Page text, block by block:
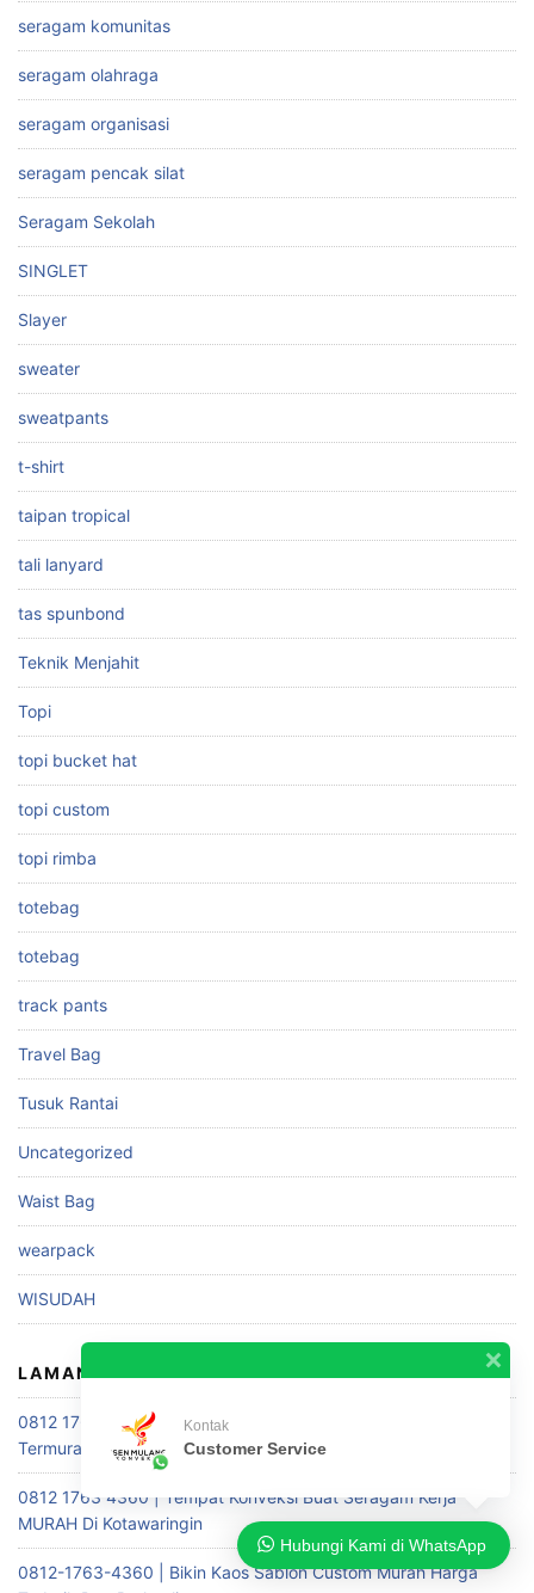
seragam komunitas
seragam olahraga
seragam organisasi
seragam pencak silat
Seragam Sekolah
SINGLET
Slayer
sweater
sweatpants
t-shirt
taipan tropical
tali lanyard
tas spunbond
Teknik Menjahit
Topi
topi bucket hat
topi custom
topi rimba
totebag
totebag
track pants
Travel Bag
Tusuk Rantai
Uncategorized
Waist Bag
wearpack
WISUDAH
LAMAN
0812 1763 4360 | Pusat Konveksi Buat Seragam Kerja Terbaik
Termurah Di Samarinda
0812 1763 4360 | Tempat Konveksi Buat Seragam Kerja
MURAH Di Kotawaringin
0812-1763-4360 | Bikin Kaos Sablon Custom Murah Harga
Kontak
Customer Service
Hubungi Kami di WhatsApp